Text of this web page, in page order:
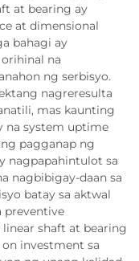
at bearing ay
at dimensional
bahagi ay
na
ng serbisyo.
nagreresulta
mas kaunting
na system uptime
pagganap ng
nagpapahintulot sa
nagbibigay-daan sa
batay sa aktwal
preventive
shaft at bearing
investment sa